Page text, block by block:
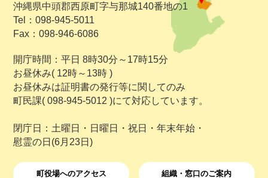
沖縄県中頭郡西原町字与那城140番地の1
Tel：098-945-5011
Fax：098-946-6086
開庁時間：平日 8時30分～17時15分
お昼休み( 12時～13時 )
お昼休みは証明書の発行等に関してのみ
町民課( 098-945-5012 )にて対応しています。
閉庁日：土曜日・日曜日・祝日・年末年始・
慰霊の日(6月23日)
町役場へのアクセス 組織・窓口のご案内